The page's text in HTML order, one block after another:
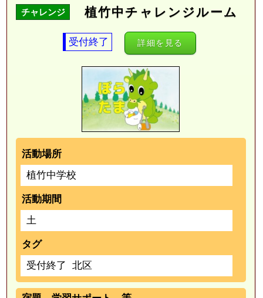
チャレンジ 植竹中チャレンジルーム
受付終了 詳細を見る
活動場所
植竹中学校
活動期間
土
タグ
受付終了
北区